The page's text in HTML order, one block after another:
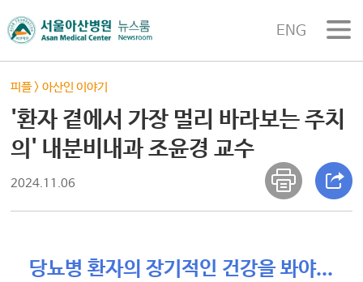
ENG
피플>아산인 이야기
'환자 곁에서 가장 멀리 바라보는 주치
의' 내분비내과 조윤경 교수
2024.11.06
당뇨병 환자의 장기적인 건강을 봐야...